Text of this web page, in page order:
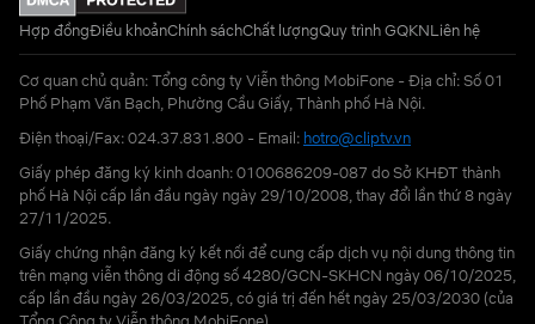
Hợp đồngĐiều khoảnChính sáchChất lượngQuy trình GQKNLiên hệ
Cơ quan chủ quản: Tổng công ty Viễn thông MobiFone - Địa chỉ: Số 01
Phố Phạm Văn Bạch, Phường Cầu Giấy, Thành phố Hà Nội.
Điện thoại/Fax: 024.37.831.800 - Email: hotro@cliptv.vn
Giấy phép đăng ký kinh doanh: 0100686209-087 do Sở KHĐT thành
phố Hà Nội cấp lần đầu ngày ngày 29/10/2008, thay đổi lần thứ 8 ngày
27/11/2025.
Giấy chứng nhận đăng ký kết nối để cung cấp dịch vụ nội dung thông tin
trên mạng viễn thông di động số 4280/GCN-SKHCN ngày 06/10/2025,
cấp lần đầu ngày 26/03/2025, có giá trị đến hết ngày 25/03/2030 (của